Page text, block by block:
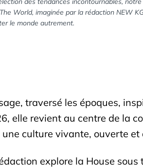
World, imaginée par la rédaction NEW
le monde autrement.
traversé les époques,
elle revient au centre de la
culture vivante, ouverte
explore la House sous